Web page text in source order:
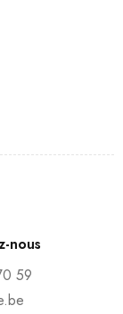
nous
59